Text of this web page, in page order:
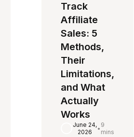
Track
Affiliate
Sales: 5
Methods,
Their
Limitations,
and What
Actually
Works
June 24,
2026
• 9
mins